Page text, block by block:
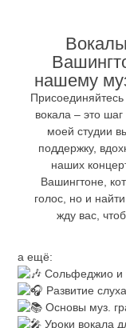
нашему
вокала – это
моей студии
поддержку,
наших
Вашингтоне,
голос, но и
жду вас,
а ещё:
Сольфеджио и
Развитие слуха
Основы муз.
Уроки вокала